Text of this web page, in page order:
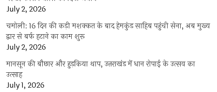
July 2, 2026
चमोली: 16 दिन की कड़ी मशक्कत के बाद हेमकुंड साहिब पहुंची सेना, अब मुख्य
द्वार से बर्फ हटाने का काम शुरू
July 2, 2026
मानसून की बौछार और हुड़किया थाप, उत्तराखंड में धान रोपाई के उत्सव का
उत्साह
July 1, 2026